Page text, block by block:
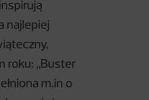
najlepiej
roku: „Buster
m.in o